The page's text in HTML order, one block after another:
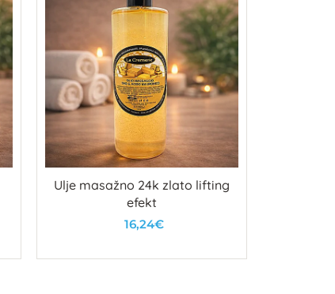
Ulje masažno 24k zlato lifting
efekt
16,24€
U košaricu